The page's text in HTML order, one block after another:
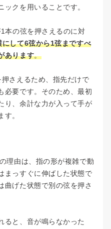
ックを用いることです。
本の弦を押さえるのに対
して6弦から1弦まですべ
あります。
さえるため、指先だけで
必要です。そのため、最初
り、余計な力が入って手が
。
理由は、指の形が複雑で動
まっすぐに伸ばした状態で
曲げた状態で別の弦を押さ
ると、音が鳴らなかった